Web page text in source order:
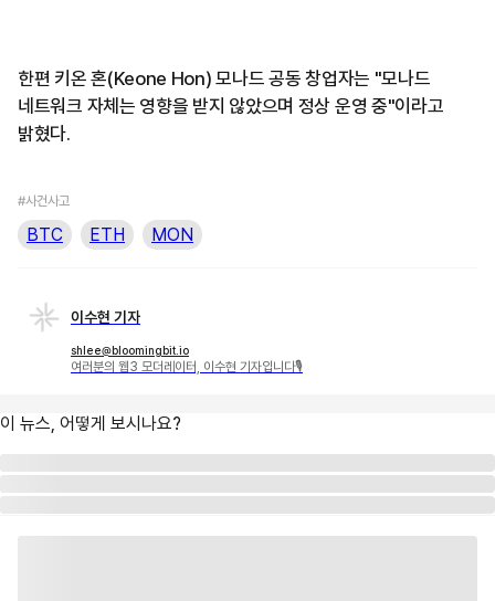
한편 키온 혼(Keone Hon) 모나드 공동 창업자는 "모나드
네트워크 자체는 영향을 받지 않았으며 정상 운영 중"이라고
밝혔다.
#사건사고
BTC ETH MON
이수현 기자
shlee@bloomingbit.io
여러분의 웹3 모더레이터, 이수현 기자입니다🎙
이 뉴스, 어떻게 보시나요?